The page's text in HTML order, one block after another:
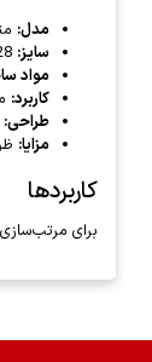
مدل:
سایز:
مواد
کاربرد:
طراحی:
مزایا:
کاربردها
برای